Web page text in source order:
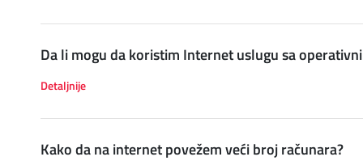
Da li mogu da koristim Internet uslugu sa
Detaljnije
Kako da na internet povežem veći broj računara?